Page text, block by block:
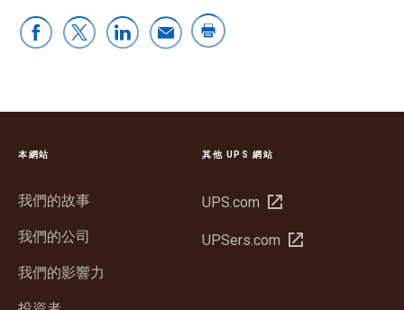
本網站
我們的故事
我們的公司
我們的影響力
其他 UPS 網站
UPS.com 在
視
UPSers.com 在